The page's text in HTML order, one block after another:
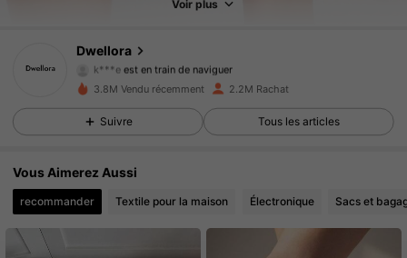
Voir plus
Dwellora
k***eest en train de naviguer
4.87
92K Suiveurs
4.87 92K Suiveurs
4.87 92K Suiveurs
3.8M Vendu récemment 2.2M Rachat
Suivre Tous les articles
Vous Aimerez Aussi
recommander Textile pour la maison Électronique Sacs et